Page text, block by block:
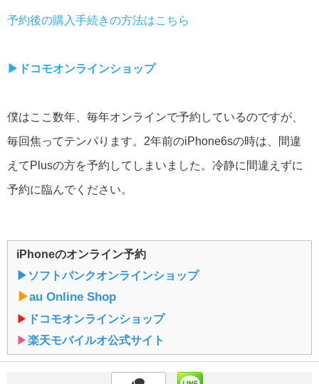
予約後の購入手続きの方法はこちら
▶︎ ドコモオンラインショップ
僕はここ数年、毎年オンラインで予約しているのですが、
毎回焦ってテンパります。2年前のiPhone6sの時は、間違
えてPlusの方を予約してしまいました。冷静に間違えずに
予約に臨んでください。
iPhoneのオンライン予約
▶︎ソフトバンクオンラインショップ
▶︎au Online Shop
▶︎ ドコモオンラインショップ
▶︎楽天モバイルオ公式サイト